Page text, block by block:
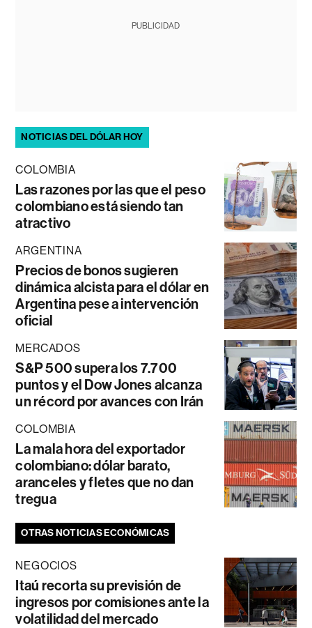
PUBLICIDAD
NOTICIAS DEL DÓLAR HOY
COLOMBIA
Las razones por las que el peso
colombiano está siendo tan
atractivo
ARGENTINA
Precios de bonos sugieren
dinámica alcista para el dólar en
Argentina pese a intervención
oficial
MERCADOS
S&P 500 supera los 7.700
puntos y el Dow Jones alcanza
un récord por avances con Irán
COLOMBIA
La mala hora del exportador
colombiano: dólar barato,
aranceles y fletes que no dan
tregua
OTRAS NOTICIAS ECONÓMICAS
NEGOCIOS
Itaú recorta su previsión de
ingresos por comisiones ante la
volatilidad del mercado